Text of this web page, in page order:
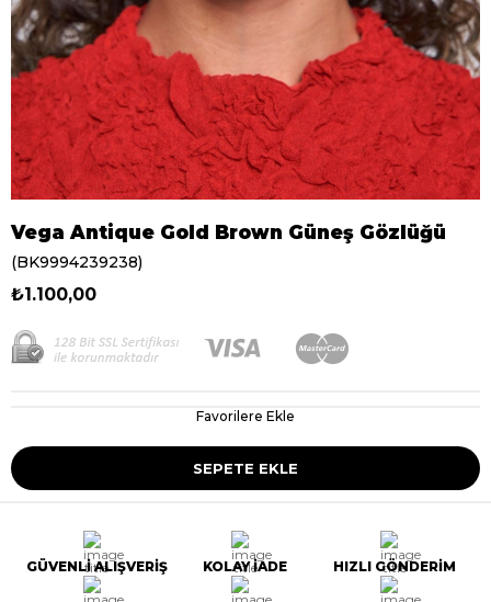
Vega Antique Gold Brown Güneş Gözlüğü
(BK9994239238)
₺1.100,00
Favorilere Ekle
GÜVENLİ ALIŞVERİŞ KOLAY İADE HIZLI GÖNDERİM